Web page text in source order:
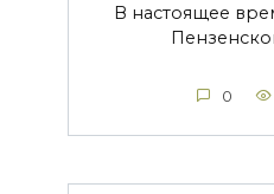
В настоящее
0